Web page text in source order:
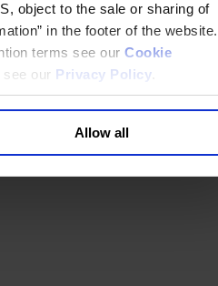
object to the sale or sharing of
in the footer of the website.
terms see our Cookie
our Privacy Policy
Allow all